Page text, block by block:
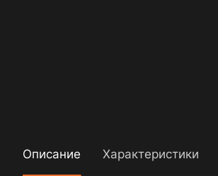
Описание Характеристики